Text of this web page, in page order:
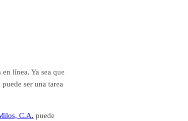
línea. Ya sea que
ser una tarea
C.A. puede